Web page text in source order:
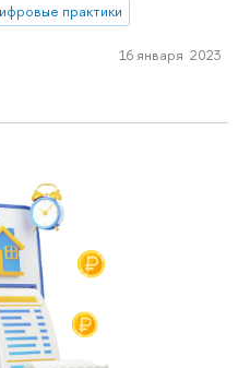
практики
16 января 2023